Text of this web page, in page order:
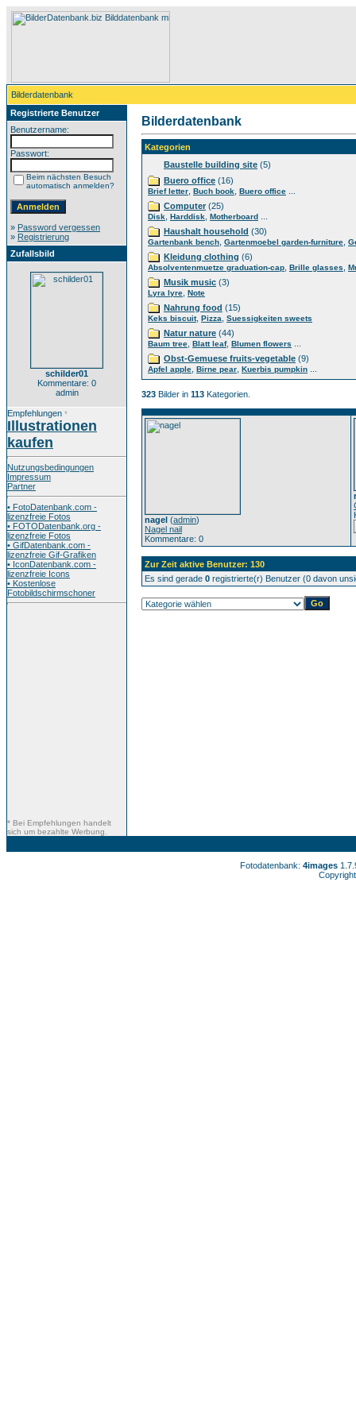
Bilderdatenbank
Registrierte Benutzer
Benutzername:
Passwort:
Beim nächsten Besuch
automatisch anmelden?
» Password vergessen
» Registrierung
Zufallsbild
schilder01
Kommentare: 0
admin
Empfehlungen *
Illustrationen
kaufen
Nutzungsbedingungen
Impressum
Partner
• FotoDatenbank.com -
lizenzfreie Fotos
• FOTODatenbank.org -
lizenzfreie Fotos
• GifDatenbank.com -
lizenzfreie Gif-Grafiken
• IconDatenbank.com -
lizenzfreie Icons
• Kostenlose
Fotobildschirmschoner
* Bei Empfehlungen handelt
sich um bezahlte Werbung.
Bilderdatenbank
Kategorien
Baustelle building site (5)
Buero office (16)
Brief letter Buch book Buero office
Computer(25)
Disk Harddisk Motherboard
Haushalt household (30)
Gartenbank bench Gartenmoebel garden-furniture
Kleidung clothing (6)
Absolventenmuetze graduation-cap Brille glasses
Musik music (3)
Lyra lyre Note
Nahrung food (15)
Keks biscuit, Pizza Suessigkeiten sweets
Natur nature (44)
Baum tree Blatt leaf, Blumen flowers
Obst-Gemuese fruits-vegetable (9)
Apfel apple Birne pear Kuerbis pumpkin
323 Bilder in 113 Kategorien.
nagel (admin)
Nagel nail
Kommentare: 0
Zur Zeit aktive Benutzer: 130
Es sind gerade 0 registrierte(r) Benutzer (0 davon
Fotodatenbank: 4images